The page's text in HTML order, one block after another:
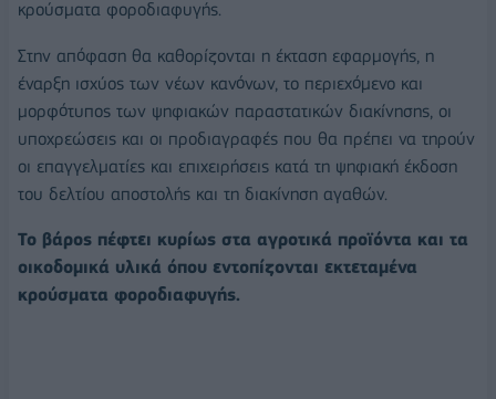
κρούσματα φοροδιαφυγής.
Στην απόφαση θα καθορίζονται η έκταση εφαρμογής, η
έναρξη ισχύος των νέων κανόνων, το περιεχόμενο και
μορφότυπος των ψηφιακών παραστατικών διακίνησης, οι
υποχρεώσεις και οι προδιαγραφές που θα πρέπει να τηρούν
οι επαγγελματίες και επιχειρήσεις κατά τη ψηφιακή έκδοση
του δελτίου αποστολής και τη διακίνηση αγαθών.
Το βάρος πέφτει κυρίως στα αγροτικά προϊόντα και τα
οικοδομικά υλικά όπου εντοπίζονται εκτεταμένα
κρούσματα φοροδιαφυγής.